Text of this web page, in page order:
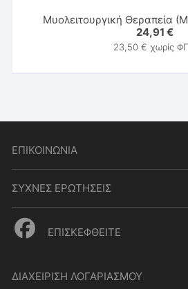
Μυολειτουργική Θεραπεία
24,91 €
23,50€ χωρίς
ΕΠΙΚΟΙΝΩΝΙΑ
ΣΥΧΝΕΣ ΕΡΩΤΗΣΕΙΣ
ΕΠΙΣΚΕΦΘΕΙΤΕ
ΔΙΑΧΕΙΡΙΣΗ ΛΟΓΑΡΙΑΣΜΟΥ